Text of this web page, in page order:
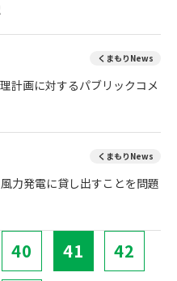
くまもりNews
計画に対するパブリックコメ
くまもりNews
力発電に貸し出すことを問題
40 41 42